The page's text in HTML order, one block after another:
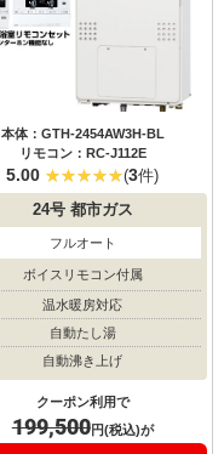
本体：GTH-2454AW3H-BL
リモコン：RC-J112E
5.00 (3件)
24号都市ガス
フルオート
ボイスリモコン付属
温水暖房対応
自動たし湯
自動沸き上げ
クーポン利用で
199,500円(税込)が